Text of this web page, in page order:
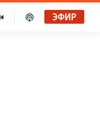
ЭФИР